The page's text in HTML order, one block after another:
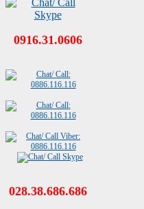
0916.31.0606
028.38.686.686